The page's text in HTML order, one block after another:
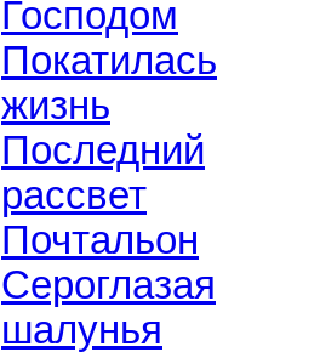
Господом
Покатилась
жизнь
Последний
рассвет
Почтальон
Сероглазая
шалунья